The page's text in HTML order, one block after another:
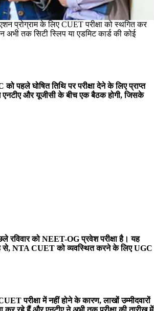
प्रोग्राम के लिए CUET परीक्षा को स्थगित कर
तक सिटी स्लिप या एडमिट कार्ड की कोई
पहले घोषित तिथि पर परीक्षा देने के लिए प्राप्त
एनटीए और यूजीसी के बीच एक बैठक होगी, जिसके
रविवार को NEET-OG प्रवेश परीक्षा है। यह
से, NTA CUET को व्यवस्थित करने के लिए UGC
परीक्षा में नहीं होने के कारण, लाखों उम्मीदवारों